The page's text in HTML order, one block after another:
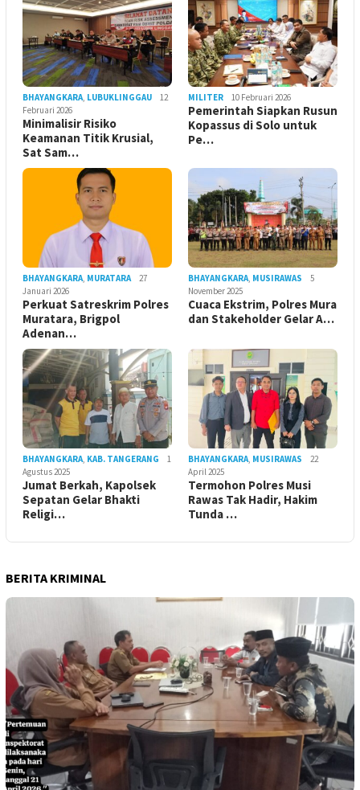
BHAYANGKARA, LUBUKLINGGAU
12
Februari 2026
Minimalisir Risiko
Keamanan Titik Krusial,
Sat Sam…
MILITER 10 Februari 2026
Pemerintah Siapkan Rusun
Kopassus di Solo untuk
Pe…
BHAYANGKARA, MURATARA
27
Januari 2026
Perkuat Satreskrim Polres
Muratara, Brigpol
Adenan…
BHAYANGKARA, MUSIRAWAS
5
November 2025
Cuaca Ekstrim, Polres Mura
dan Stakeholder Gelar A…
BHAYANGKARA, KAB. TANGERANG
1
Agustus 2025
Jumat Berkah, Kapolsek
Sepatan Gelar Bhakti
Religi…
BHAYANGKARA, MUSIRAWAS
22
April 2025
Termohon Polres Musi
Rawas Tak Hadir, Hakim
Tunda …
BERITA KRIMINAL